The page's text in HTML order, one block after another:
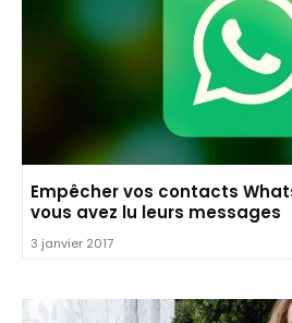
Empêcher vos contacts
vous avez lu leurs messages
3 janvier 2017